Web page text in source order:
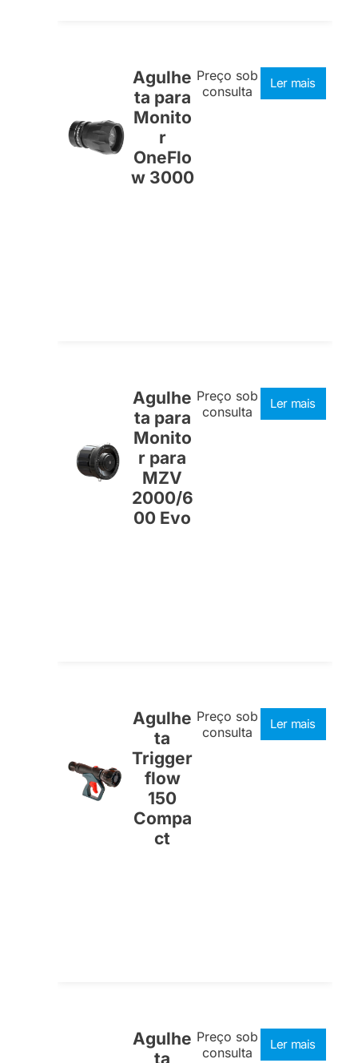
Agulhe
ta para
Monito
r
OneFlo
w 3000
Preço sob
consulta
Ler mais
Agulhe
ta para
Monito
r para
MZV
2000/6
00 Evo
Preço sob
consulta
Ler mais
Agulhe
ta
Trigger
flow
150
Compa
ct
Preço sob
consulta
Ler mais
Agulhe
ta
Preço sob
consulta
Ler mais